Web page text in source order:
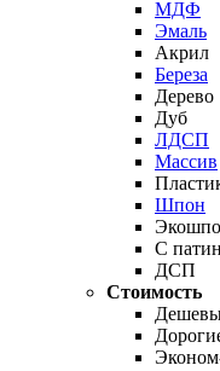
МДФ
Эмаль
Акрил
Береза
Дерево
Дуб
ЛДСП
Массив
Шпон
С
ДСП
Стоимость